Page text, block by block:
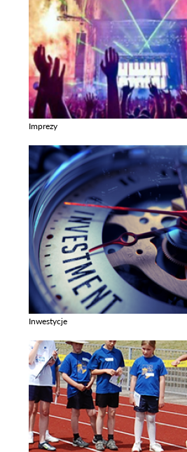
Imprezy
Inwestycje